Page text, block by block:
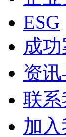
ESG
成功
资
联系
加入